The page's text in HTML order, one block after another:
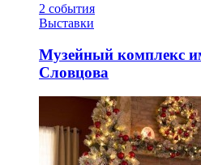
2 события
Выставки
Музейный комплекс
Словцова